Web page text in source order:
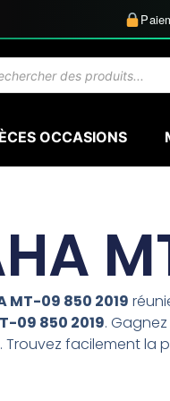
OCCASIONS
MT-09 850 2019
09 850 2019.
Trouvez facilement la